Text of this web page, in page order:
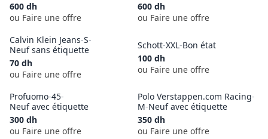
600 dh
ou Faire une offre
600 dh
ou Faire une offre
Calvin Klein Jeans-S-
Neuf sans étiquette
70 dh
ou Faire une offre
Schott-XXL-Bon état
100 dh
ou Faire une offre
Profuomo-45-
Neuf avec étiquette
300 dh
ou Faire une offre
Polo Verstappen.com Racing-
M-Neuf avec étiquette
350 dh
ou Faire une offre